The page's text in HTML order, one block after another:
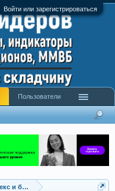
Войти или зарегистрироваться
Советники, роботы Форекс и бинарных опционов
Пользователи